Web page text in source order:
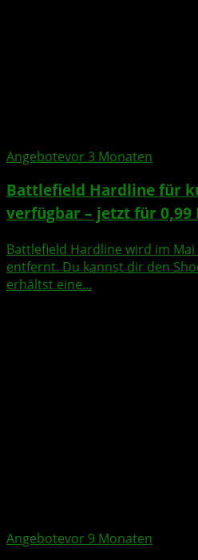
Angebotevor 3 Monaten
Battlefield Hardline für
verfügbar – jetzt für 0,99
Battlefield Hardline wird im Mai
entfernt. Du kannst dir den
erhältst eine...
Angebotevor 9 Monaten